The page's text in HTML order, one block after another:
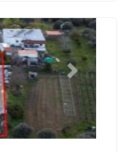
Επόμενο